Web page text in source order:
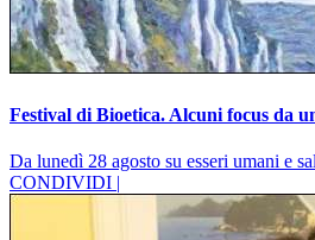
Festival di Bioetica. Alcuni focus da
Da lunedì 28 agosto su esseri umani e
CONDIVIDI |